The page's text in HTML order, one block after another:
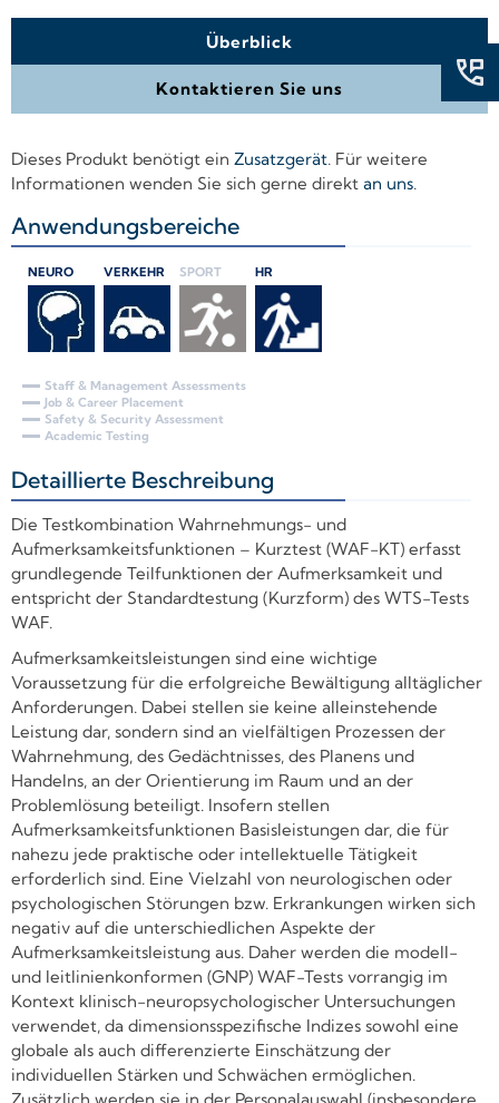
Überblick
Kontaktieren Sie uns
Dieses Produkt benötigt ein Zusatzgerät. Für weitere
Informationen wenden Sie sich gerne direkt an uns.
Anwendungsbereiche
NEURO VERKEHR SPORT HR
Staff & Management Assessments
Job & Career Placement
Safety & Security Assessment
Academic Testing
Detaillierte Beschreibung
Die Testkombination Wahrnehmungs- und
Aufmerksamkeitsfunktionen – Kurztest (WAF-KT) erfasst
grundlegende Teilfunktionen der Aufmerksamkeit und
entspricht der Standardtestung (Kurzform) des WTS-Tests
WAF.
Aufmerksamkeitsleistungen sind eine wichtige
Voraussetzung für die erfolgreiche Bewältigung alltäglicher
Anforderungen. Dabei stellen sie keine alleinstehende
Leistung dar, sondern sind an vielfältigen Prozessen der
Wahrnehmung, des Gedächtnisses, des Planens und
Handelns, an der Orientierung im Raum und an der
Problemlösung beteiligt. Insofern stellen
Aufmerksamkeitsfunktionen Basisleistungen dar, die für
nahezu jede praktische oder intellektuelle Tätigkeit
erforderlich sind. Eine Vielzahl von neurologischen oder
psychologischen Störungen bzw. Erkrankungen wirken sich
negativ auf die unterschiedlichen Aspekte der
Aufmerksamkeitsleistung aus. Daher werden die modell-
und leitlinienkonformen (GNP) WAF-Tests vorrangig im
Kontext klinisch-neuropsychologischer Untersuchungen
verwendet, da dimensionsspezifische Indizes sowohl eine
globale als auch differenzierte Einschätzung der
individuellen Stärken und Schwächen ermöglichen.